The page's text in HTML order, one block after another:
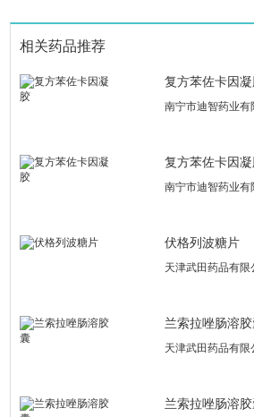
相关药品推荐
复方苯佐卡因
南宁市迪智药业有
复方苯佐卡因
南宁市迪智药业有
伏格列波糖片
天津武田药品有限
兰索拉唑肠溶
天津武田药品有限
兰索拉唑肠溶